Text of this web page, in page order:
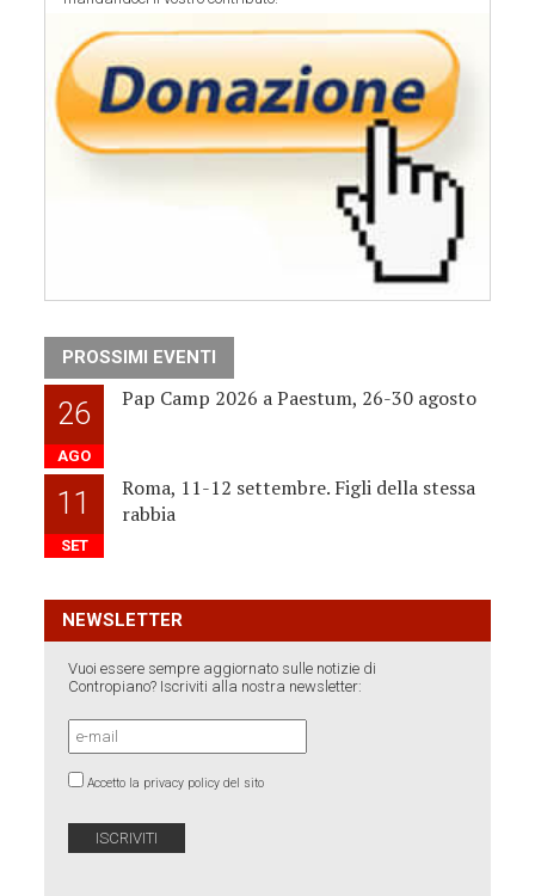
PROSSIMI EVENTI
26
AGO
Pap Camp 2026 a Paestum, 26-30 agosto
11
SET
Roma, 11-12 settembre. Figli della stessa
rabbia
NEWSLETTER
Vuoi essere sempre aggiornato sulle notizie di
Contropiano? Iscriviti alla nostra newsletter:
Accetto la privacy policy del sito